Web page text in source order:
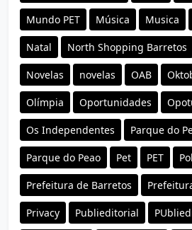
Mundo PET Música Musica
Natal North Shopping Barretos
Novelas novelas OAB
Olímpia Oportunidades
Os Independentes Parque do
Parque do Peao Pet PET
Prefeitura de Barretos
Privacy Publieditorial